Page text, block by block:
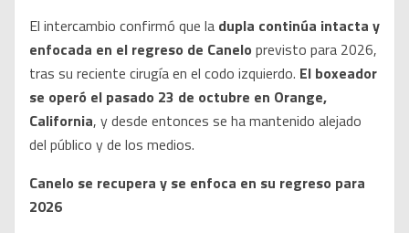
El intercambio confirmó que la dupla continúa intacta y
enfocada en el regreso de Canelo previsto para 2026,
tras su reciente cirugía en el codo izquierdo. El boxeador
se operó el pasado 23 de octubre en Orange,
California, y desde entonces se ha mantenido alejado
del público y de los medios.
Canelo se recupera y se enfoca en su regreso para
2026